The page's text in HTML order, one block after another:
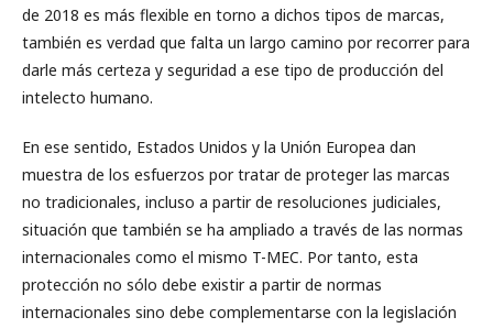
de 2018 es más flexible en torno a dichos tipos de marcas,
también es verdad que falta un largo camino por recorrer para
darle más certeza y seguridad a ese tipo de producción del
intelecto humano.
En ese sentido, Estados Unidos y la Unión Europea dan
muestra de los esfuerzos por tratar de proteger las marcas
no tradicionales, incluso a partir de resoluciones judiciales,
situación que también se ha ampliado a través de las normas
internacionales como el mismo T-MEC. Por tanto, esta
protección no sólo debe existir a partir de normas
internacionales sino debe complementarse con la legislación